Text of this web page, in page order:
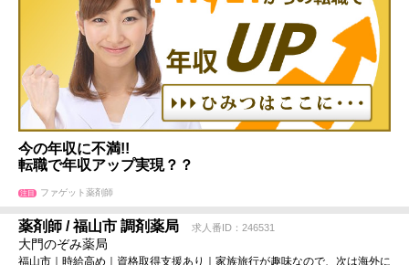
今の年収に不満!!
転職で年収アップ実現？？
注目 ファゲット薬剤師
薬剤師 / 福山市 調剤薬局 求人番ID：246531
大門のぞみ薬局
福山市｜時給高め｜資格取得支援あり｜家族旅行が趣味なので、次は海外に